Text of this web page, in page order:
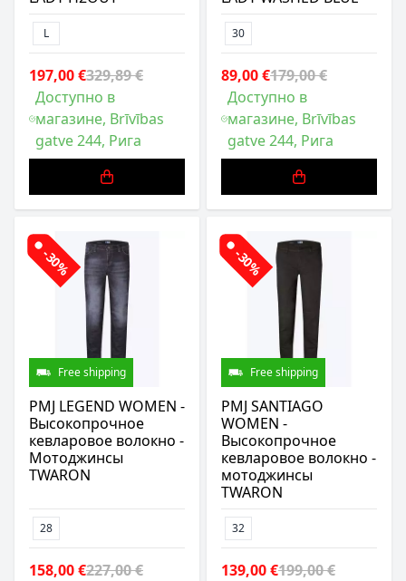
L
197,00 €329,89 €
Доступно в
магазине, Brīvības
gatve 244, Рига
30
89,00 €179,00 €
Доступно в
магазине, Brīvības
gatve 244, Рига
-30%
Free shipping
PMJ LEGEND WOMEN -
Высокопрочное
кевларовое волокно -
Мотоджинсы
TWARON
28
158,00 €227,00 €
-30%
Free shipping
PMJ SANTIAGO
WOMEN -
Высокопрочное
кевларовое волокно -
мотоджинсы
TWARON
32
139,00 €199,00 €